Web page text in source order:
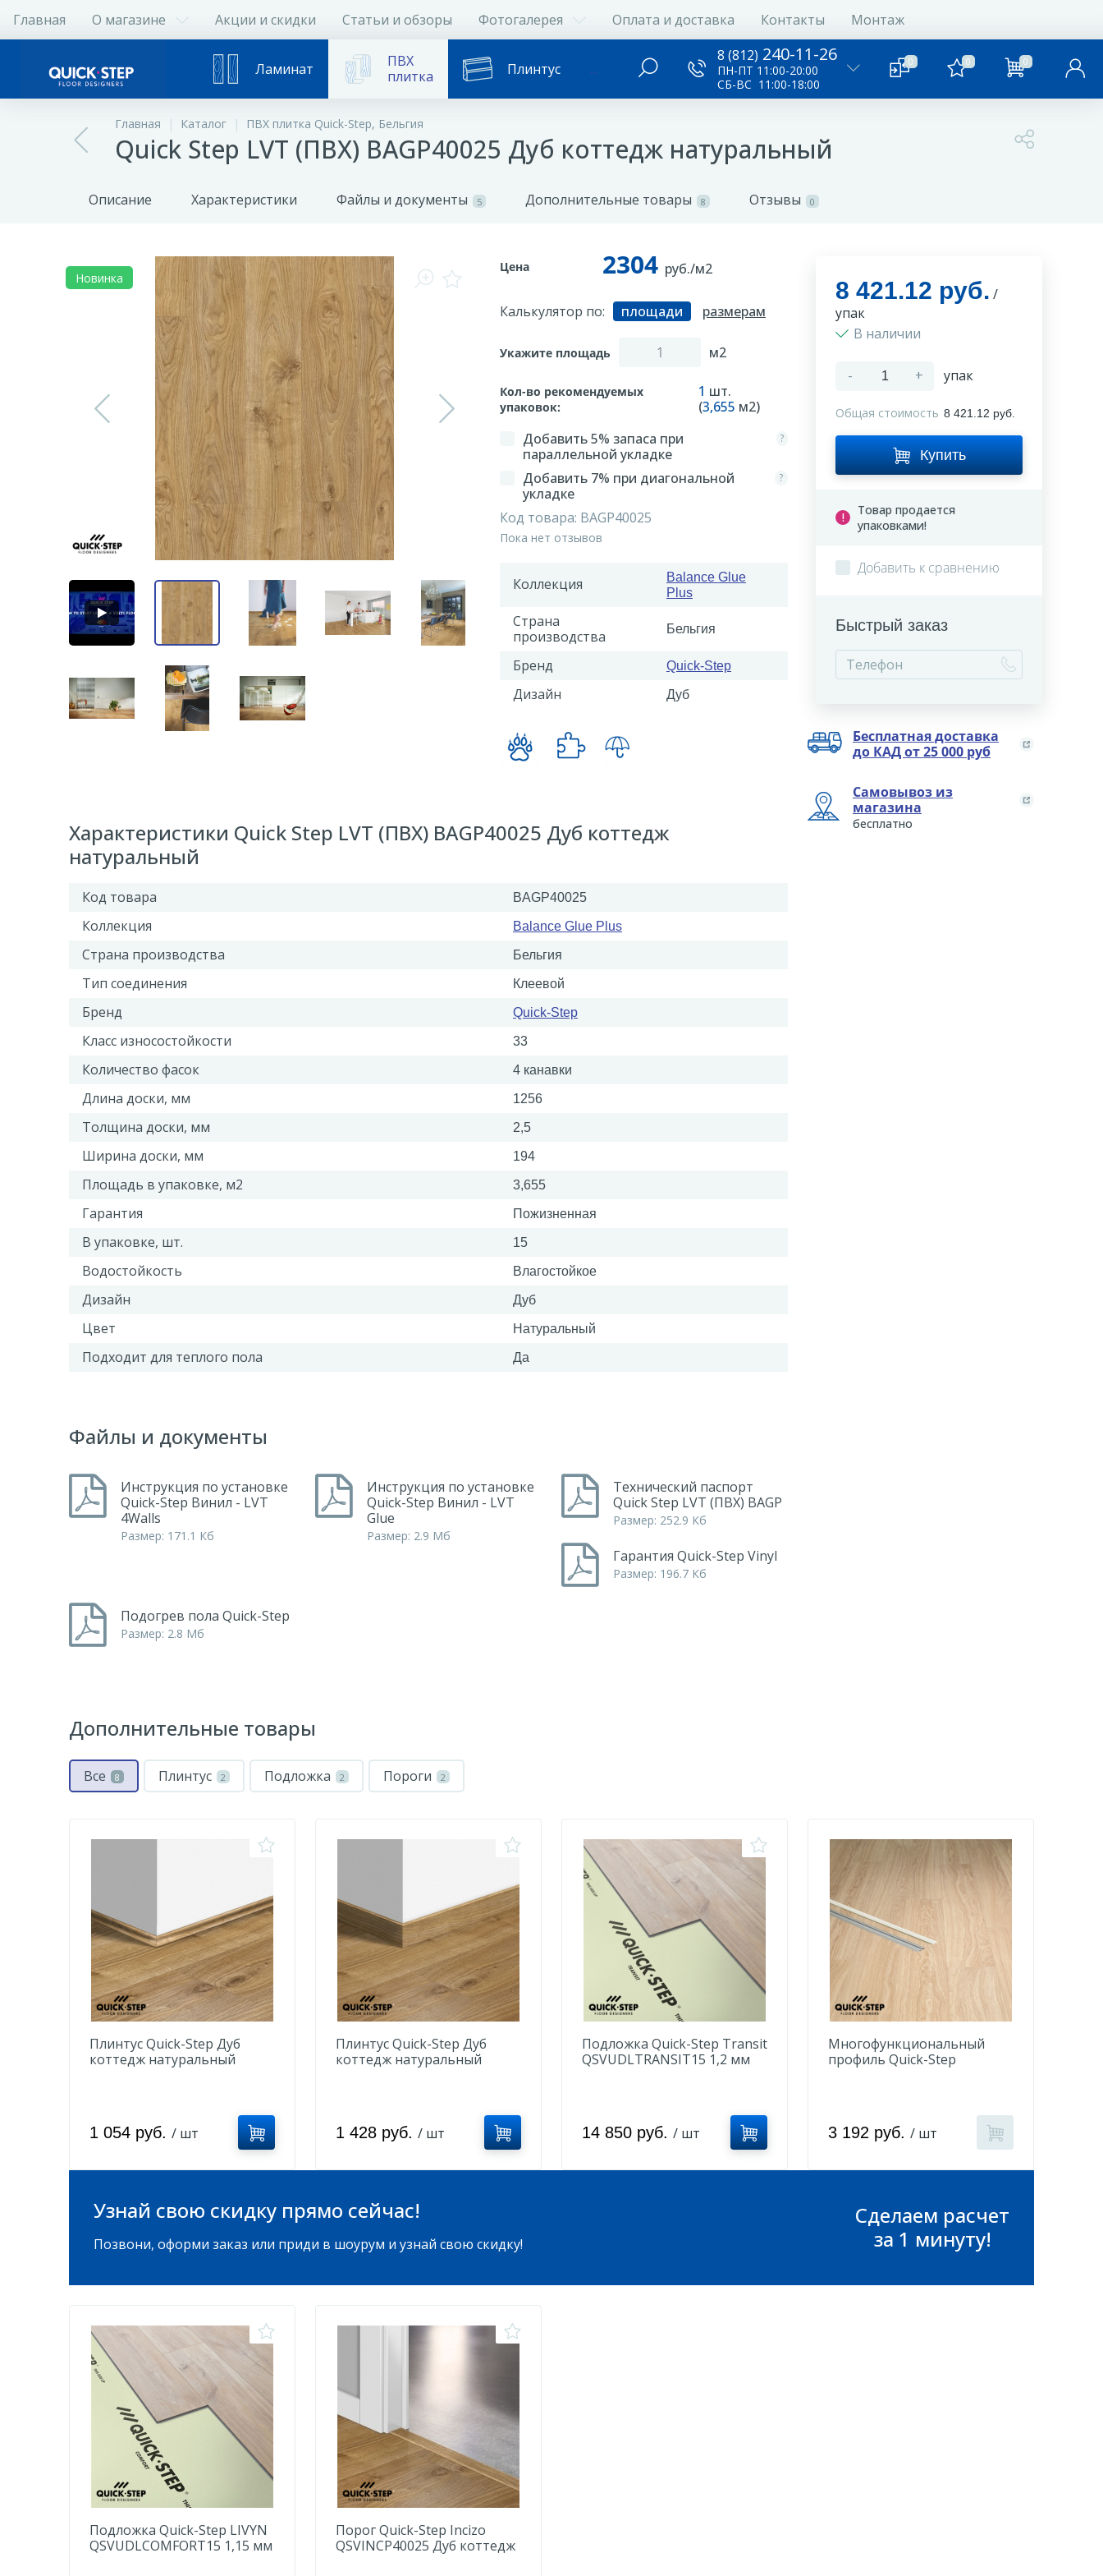
Главная О магазине Акции и скидки Статьи и обзоры Фотогалерея Оплата и доставка Контакты Монтаж
Ламинат
ПВХ
плитка
Плинтус ...
8 (812) 240-11-26
ПН-ПТ 11:00-20:00
СБ-ВС 11:00-18:00
0 0 0
Главная Каталог ПВХ плитка Quick-Step, Бельгия
Quick Step LVT (ПВХ) BAGP40025 Дуб коттедж натуральный
Описание Характеристики Файлы и документы 5 Дополнительные товары 8 Отзывы 0
Новинка
Цена 2304 руб./м2
Калькулятор по: площади размерам
Укажите площадь м2
Кол-во рекомендуемых
упаковок:
1 шт.
(3,655 м2)
Добавить 5% запаса при
параллельной укладке
?
Добавить 7% при диагональной
укладке
?
Код товара: BAGP40025
Пока нет отзывов
Коллекция
Balance Glue
Plus
Страна
производства
Бельгия
Бренд Quick-Step
Дизайн Дуб
Характеристики Quick Step LVT (ПВХ) BAGP40025 Дуб коттедж
натуральный
Код товара BAGP40025
Коллекция Balance Glue Plus
Страна производства Бельгия
Тип соединения Клеевой
Бренд Quick-Step
Класс износостойкости 33
Количество фасок 4 канавки
Длина доски, мм 1256
Толщина доски, мм 2,5
Ширина доски, мм 194
Площадь в упаковке, м2 3,655
Гарантия Пожизненная
В упаковке, шт. 15
Водостойкость Влагостойкое
Дизайн Дуб
Цвет Натуральный
Подходит для теплого пола Да
Файлы и документы
Инструкция по установке
Quick-Step Винил - LVT
4Walls
Размер: 171.1 Кб
Инструкция по установке
Quick-Step Винил - LVT
Glue
Размер: 2.9 Мб
Технический паспорт
Quick Step LVT (ПВХ) BAGP
Размер: 252.9 Кб
Гарантия Quick-Step Vinyl
Размер: 196.7 Кб
Подогрев пола Quick-Step
Размер: 2.8 Мб
8 421.12 руб. /
упак
В наличии
- + упак
Общая стоимость 8 421.12 руб.
Купить
Товар продается
упаковками!
Добавить к сравнению
Быстрый заказ
Бесплатная доставка
до КАД от 25 000 руб
Самовывоз из
магазина
бесплатно
Дополнительные товары
Все 8 Плинтус 2 Подложка 2 Пороги 2
Плинтус Quick-Step Дуб
коттедж натуральный
1 054 руб. / шт
Плинтус Quick-Step Дуб
коттедж натуральный
1 428 руб. / шт
Подложка Quick-Step Transit
QSVUDLTRANSIT15 1,2 мм
14 850 руб. / шт
Многофункциональный
профиль Quick-Step
3 192 руб. / шт
Узнай свою скидку прямо сейчас!
Позвони, оформи заказ или приди в шоурум и узнай свою скидку!
Сделаем расчет
за 1 минуту!
Подложка Quick-Step LIVYN
QSVUDLCOMFORT15 1,15 мм
Порог Quick-Step Incizo
QSVINCP40025 Дуб коттедж